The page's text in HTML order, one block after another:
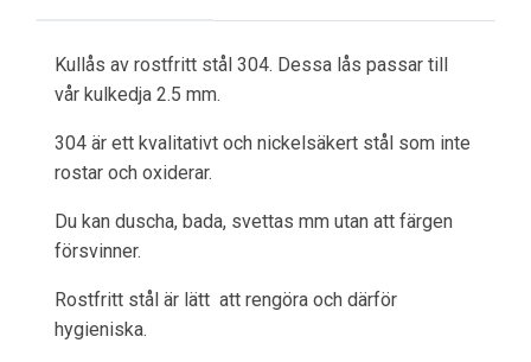
Kullås av rostfritt stål 304. Dessa lås passar till
vår kulkedja 2.5 mm.
304 är ett kvalitativt och nickelsäkert stål som inte
rostar och oxiderar.
Du kan duscha, bada, svettas mm utan att färgen
försvinner.
Rostfritt stål är lätt att rengöra och därför
hygieniska.